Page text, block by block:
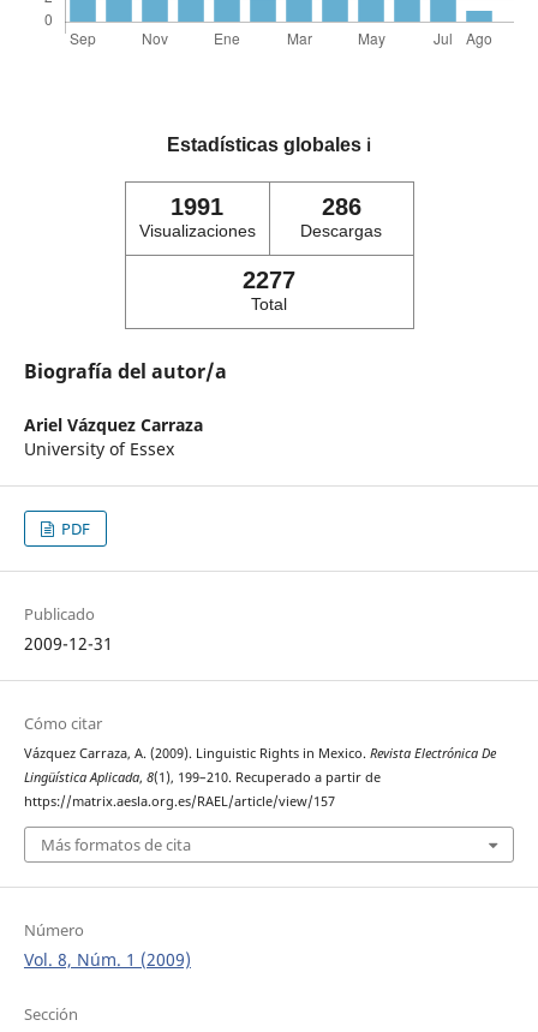
Estadísticas globales ℹ️
1991
Visualizaciones
286
Descargas
2277
Total
Biografía del autor/a
Ariel Vázquez Carraza
University of Essex
PDF
Publicado
2009-12-31
Cómo citar
Vázquez Carraza, A. (2009). Linguistic Rights in Mexico. Revista Electrónica De
Lingüística Aplicada, 8(1), 199–210. Recuperado a partir de
https://matrix.aesla.org.es/RAEL/article/view/157
Más formatos de cita
Número
Vol. 8, Núm. 1 (2009)
Sección